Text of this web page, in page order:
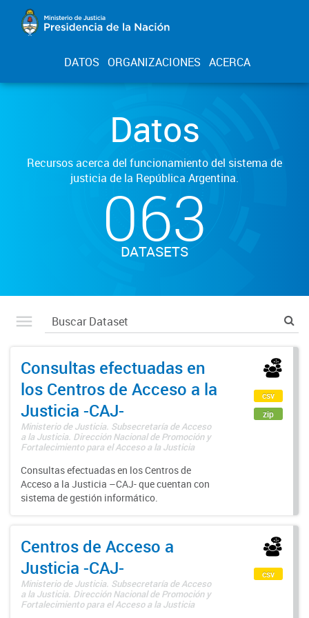
DATOS ORGANIZACIONES ACERCA
Datos
Recursos acerca del funcionamiento del sistema de
justicia de la República Argentina.
063
DATASETS
Consultas efectuadas en
los Centros de Acceso a la
Justicia -CAJ-
Ministerio de Justicia. Subsecretaría de Acceso
a la Justicia. Dirección Nacional de Promoción y
Fortalecimiento para el Acceso a la Justicia
Consultas efectuadas en los Centros de
Acceso a la Justicia –CAJ- que cuentan con
sistema de gestión informático.
csv
zip
Centros de Acceso a
Justicia -CAJ-
Ministerio de Justicia. Subsecretaría de Acceso
a la Justicia. Dirección Nacional de Promoción y
Fortalecimiento para el Acceso a la Justicia
csv